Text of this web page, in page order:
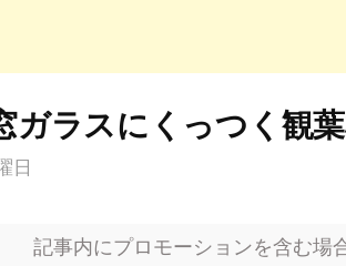
ガラスにくっつく観
日
記事内にプロモーションを含む場